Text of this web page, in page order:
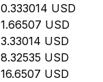
0.333014 USD
1.66507 USD
3.33014 USD
8.32535 USD
16.6507 USD